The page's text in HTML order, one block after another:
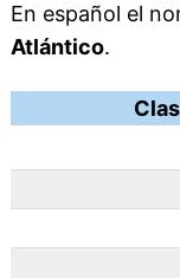
En español el
Atlántico.